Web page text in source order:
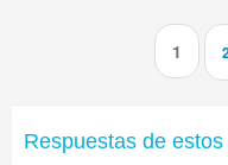
1
Respuestas de